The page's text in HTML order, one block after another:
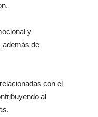
y
además de
con el
al